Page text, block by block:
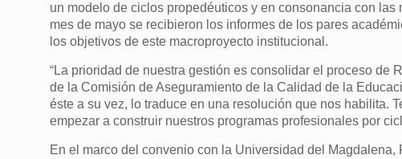
un modelo de ciclos propedéuticos y en consonancia con
mes de mayo se recibieron los informes de los pares
los objetivos de este macroproyecto institucional.
“La prioridad de nuestra gestión es consolidar el proceso de
de la Comisión de Aseguramiento de la Calidad de la
éste a su vez, lo traduce en una resolución que nos habilita.
empezar a construir nuestros programas profesionales por
En el marco del convenio con la Universidad del